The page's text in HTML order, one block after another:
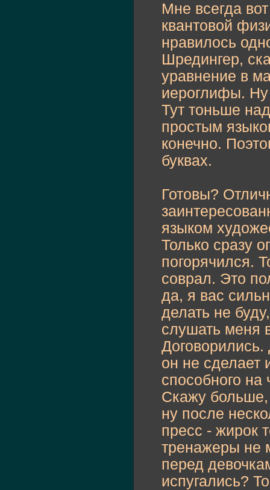
Мне всегда
квантовой
нравилось
Шредингер,
уравнение в
иероглифы. Ну
Тут тоньше
простым
конечно.
буквах.
Готовы?
языком
Только сразу
погорячился.
соврал. Это
да, я вас
делать не
слушать меня
Договорились.
он не сделает
способного на
Скажу больше,
ну после
пресс - жирок
тренажеры не
перед
испугались?